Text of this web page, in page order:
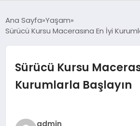
SAĞLIK
GÜNCEL
Ana Sayfa Yaşam
Sürücü Kursu Macerasına En İyi
Sürücü Kursu
Kurumlarla Başlayın
admin